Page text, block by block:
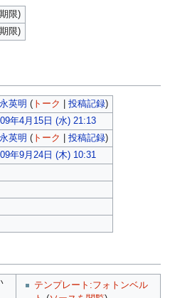
限)
限)
英明 (トーク 投稿記録)
年4月15日 (水) 21:13
英明 (トーク 投稿記録)
年9月24日 (木) 10:31
テンプレート:フォトンベル